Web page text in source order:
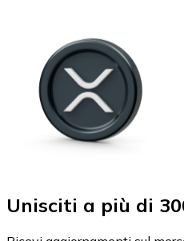
Unisciti a più di